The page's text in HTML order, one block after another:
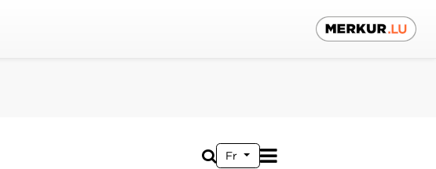
Fr